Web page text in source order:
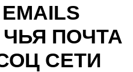
ЧЬЯ ПОЧТА
СЕТИ